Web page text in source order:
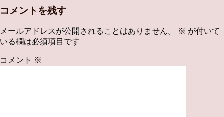
コメントを残す
メールアドレスが公開されることはありません。 ※ が付いて
いる欄は必須項目です
コメント ※